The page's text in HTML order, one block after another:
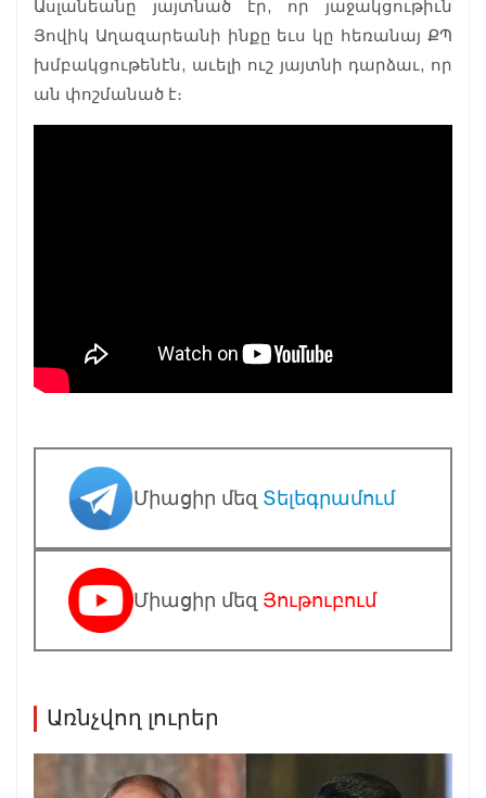
Ասլանեանը յայտնած էր, որ յաջակցութիւն
Յովիկ Աղազարեանի ինքը եւս կը հեռանայ ՔՊ
խմբակցութենէն, աւելի ուշ յայտնի դարձաւ, որ
ան փոշմանած է։
Միացիր մեզ Տելեգրամում
Միացիր մեզ Յութուբում
Առնչվող լուրեր